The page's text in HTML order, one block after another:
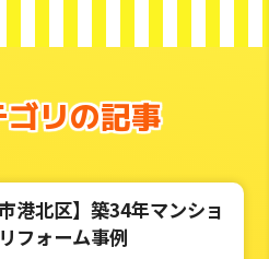
リの記事
市港北区】築34年マンショ
フォーム事例